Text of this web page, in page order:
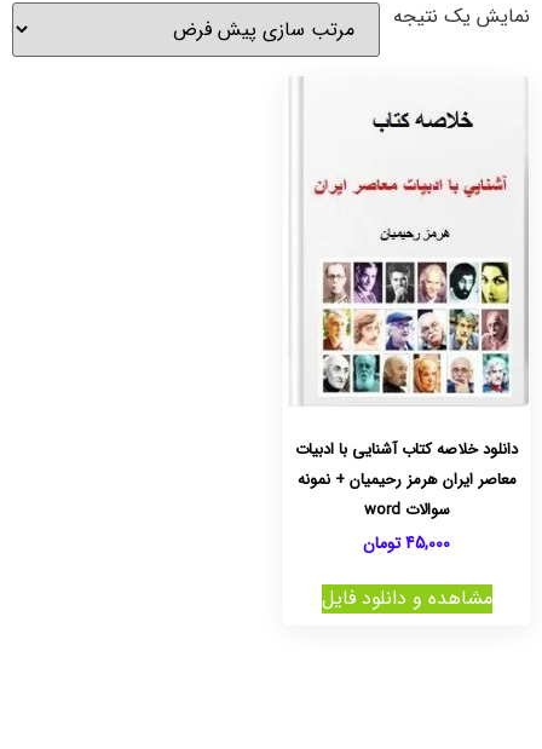
نمایش یک نتیجه
دانلود خلاصه کتاب آشنایی با ادبیات
معاصر ایران هرمز رحیمیان + نمونه
سوالات word
45,000تومان
مشاهده و دانلود فایل